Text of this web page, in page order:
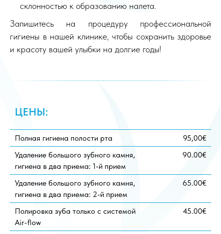
склонностью к образованию налета.
Запишитесь на процедуру профессиональной
гигиены в нашей клинике, чтобы сохранить здоровье
и красоту вашей улыбки на долгие годы!
ЦЕНЫ:
Полная гигиена полости рта
95,00€
Удаление большого зубного камня,
гигиена в два приема: 1-й прием
90.00€
Удаление большого зубного камня,
гигиена в два приема: 2-й прием
65.00€
Полировка зуба только с системой
Air-flow
45.00€